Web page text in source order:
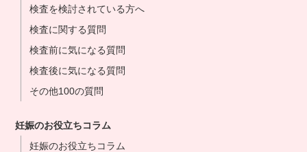
検査を検討されている方へ
検査に関する質問
検査前に気になる質問
検査後に気になる質問
その他100の質問
妊娠のお役立ちコラム
妊娠のお役立ちコラム